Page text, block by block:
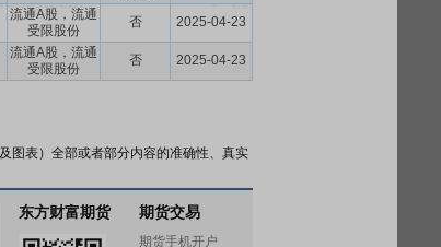
流通A股，流通
受限股份
否 2025-04-23
流通A股，流通
受限股份
否 2025-04-23
图表）全部或者部分内容的准确性、真实
东方财富期货 期货交易
期货手机开户